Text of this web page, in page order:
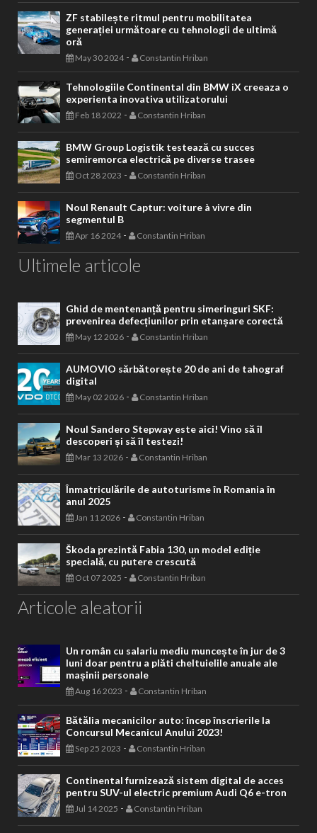
ZF stabilește ritmul pentru mobilitatea
generației următoare cu tehnologii de ultimă
oră
May 30 2024- Constantin Hriban
Tehnologiile Continental din BMW iX creeaza o
experienta inovativa utilizatorului
Feb 18 2022 - Constantin Hriban
BMW Group Logistik testează cu succes
semiremorca electrică pe diverse trasee
Oct 28 2023 - Constantin Hriban
Noul Renault Captur: voiture à vivre din
segmentul B
Apr 16 2024- Constantin Hriban
Ultimele articole
Ghid de mentenanță pentru simeringuri SKF:
prevenirea defecțiunilor prin etanșare corectă
May 12 2026 - Constantin Hriban
AUMOVIO sărbătorește 20 de ani de tahograf
digital
May 02 2026 - Constantin Hriban
Noul Sandero Stepway este aici! Vino să îl
descoperi și să îl testezi!
Mar 13 2026 - Constantin Hriban
Înmatriculările de autoturisme în Romania în
anul 2025
Jan 11 2026 - Constantin Hriban
Škoda prezintă Fabia 130, un model ediție
specială, cu putere crescută
Oct 07 2025 - Constantin Hriban
Articole aleatorii
Un român cu salariu mediu muncește în jur de 3
luni doar pentru a plăti cheltuielile anuale ale
mașinii personale
Aug 16 2023 - Constantin Hriban
Bătălia mecanicilor auto: încep înscrierile la
Concursul Mecanicul Anului 2023!
Sep 25 2023 - Constantin Hriban
Continental furnizează sistem digital de acces
pentru SUV-ul electric premium Audi Q6 e-tron
Jul 14 2025 - Constantin Hriban